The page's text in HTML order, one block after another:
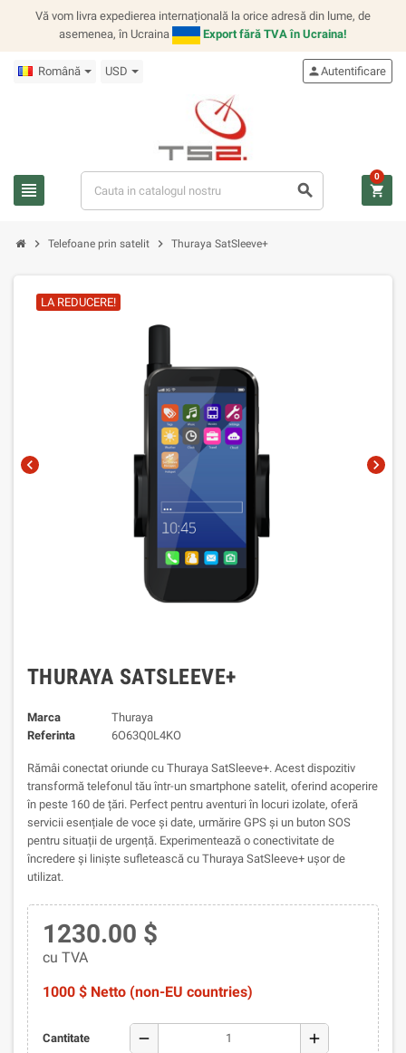
Vă vom livra expedierea internațională la orice adresă din lume, de
asemenea, în Ucraina
Export fără TVA în Ucraina!
Română USD
view_headline search
personAutentificare
shopping_cart
0
chevron_right Telefoane prin satelit chevron_right Thuraya SatSleeve+
chevron_left chevron_right
LA REDUCERE!
THURAYA SATSLEEVE+
Marca
Thuraya
Referinta
6O63Q0L4KO
Rămâi conectat oriunde cu Thuraya SatSleeve+. Acest dispozitiv
transformă telefonul tău într-un smartphone satelit, oferind acoperire
în peste 160 de țări. Perfect pentru aventuri în locuri izolate, oferă
servicii esențiale de voce și date, urmărire GPS și un buton SOS
pentru situații de urgență. Experimentează o conectivitate de
încredere și liniște sufletească cu Thuraya SatSleeve+ ușor de
utilizat.
1230.00 $
cu TVA
1000 $ Netto (non-EU countries)
Cantitate remove add